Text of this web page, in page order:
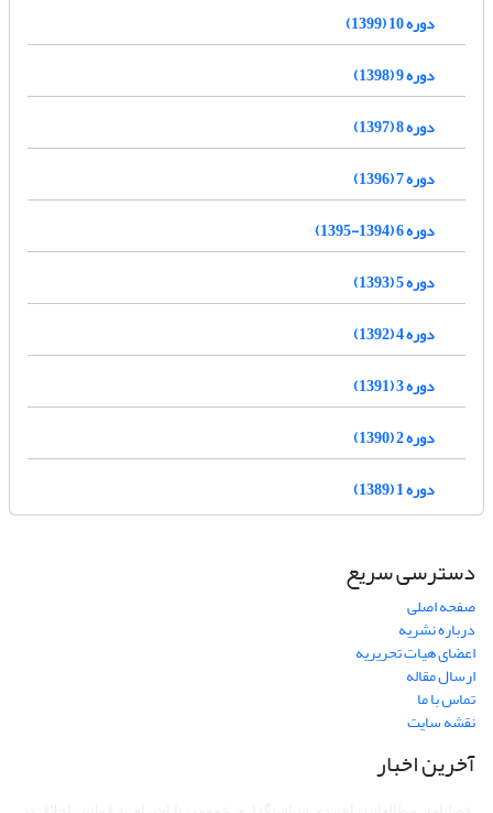
دوره 10 (1399)
دوره 9 (1398)
دوره 8 (1397)
دوره 7 (1396)
دوره 6 (1394-1395)
دوره 5 (1393)
دوره 4 (1392)
دوره 3 (1391)
دوره 2 (1390)
دوره 1 (1389)
دسترسی سریع
صفحه اصلی
درباره نشریه
اعضای هیات تحریریه
ارسال مقاله
تماس با ما
نقشه سایت
آخرین اخبار